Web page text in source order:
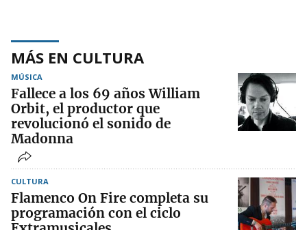
MÁS EN CULTURA
MÚSICA
Fallece a los 69 años William
Orbit, el productor que
revolucionó el sonido de
Madonna
CULTURA
Flamenco On Fire completa su
programación con el ciclo